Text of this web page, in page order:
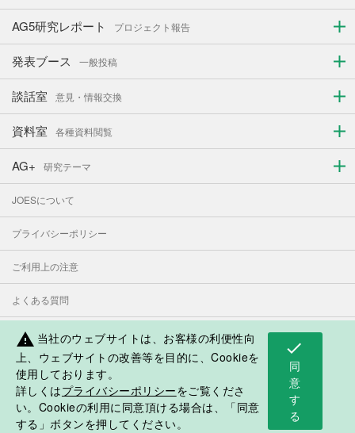
AG5研究レポート プロジェクト報告
発表ブース 一般投稿
談話室 意見・情報交換
資料室 各種資料閲覧
AG+ 研究テーマ
JOESについて
プライバシーポリシー
ご利用上の注意
よくある質問
お問い合わせ
表示モード：
日本人学校・補習授業校応援サイト
©2018 Japan Overseas Educational Services
warning 当社のウェブサイトは、お客様の利便性向
上、ウェブサイトの改善等を目的に、Cookieを
使用しております。
詳しくはプライバシーポリシーをご覧くださ
い。Cookieの利用に同意頂ける場合は、「同意
する」ボタンを押してください。
check
同
意
す
る